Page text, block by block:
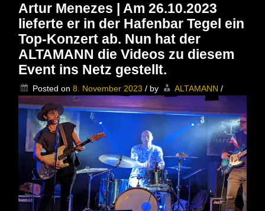
bei
ihrem
Berlin
Konzert
Artur Menezes | Am 26.10.2023
lieferte er in der Hafenbar Tegel ein
Top-Konzert ab. Nun hat der
ALTAMANN die Videos zu diesem
Event ins Netz gestellt.
Posted on 8. November 2023 / by ALTAMANN /